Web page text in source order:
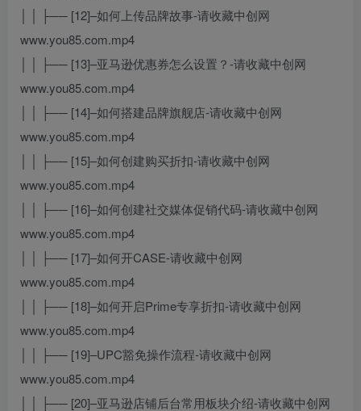
│ │ ├── [12]–如何上传品牌故事-请收藏中创网
www.you85.com.mp4
│ │ ├── [13]–亚马逊优惠券怎么设置？-请收藏中创网
www.you85.com.mp4
│ │ ├── [14]–如何搭建品牌旗舰店-请收藏中创网
www.you85.com.mp4
│ │ ├── [15]–如何创建购买折扣-请收藏中创网
www.you85.com.mp4
│ │ ├── [16]–如何创建社交媒体促销代码-请收藏中创网
www.you85.com.mp4
│ │ ├── [17]–如何开CASE-请收藏中创网
www.you85.com.mp4
│ │ ├── [18]–如何开启Prime专享折扣-请收藏中创网
www.you85.com.mp4
│ │ ├── [19]–UPC豁免操作流程-请收藏中创网
www.you85.com.mp4
│ │ ├── [20]–亚马逊店铺后台常用板块介绍-请收藏中创网